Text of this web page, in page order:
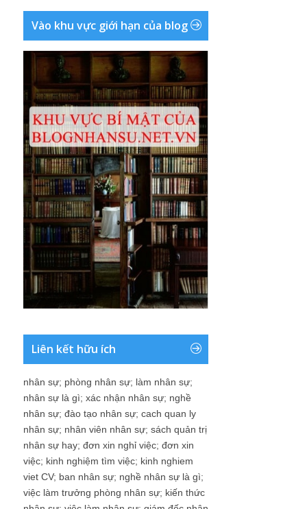
Vào khu vực giới hạn của blog
Liên kết hữu ích
nhân sự; phòng nhân sự; làm nhân sự;
nhân sự là gì; xác nhận nhân sự; nghề
nhân sự; đào tạo nhân sự; cach quan ly
nhân sự; nhân viên nhân sự; sách quản trị
nhân sự hay; đơn xin nghỉ việc; đơn xin
việc; kinh nghiệm tìm việc; kinh nghiem
viet CV; ban nhân sự; nghề nhân sự là gì;
việc làm trưởng phòng nhân sự; kiến thức